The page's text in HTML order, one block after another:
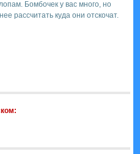
Бомбочек у вас много, но
рассчитать куда они отскочат.